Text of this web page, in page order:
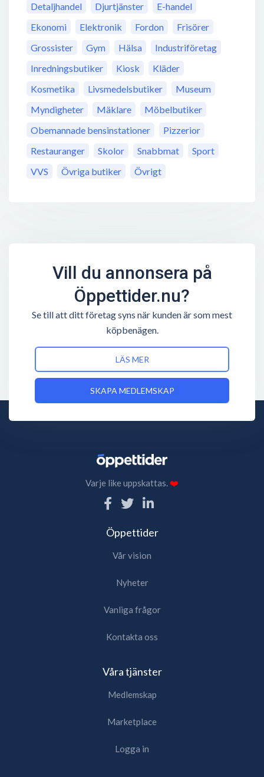
Detaljhandel
Djurtjänster
E-handel
Ekonomi
Elektronik Fordon
Frisörer
Grossister
Gym Hälsa
Industriföretag
Inredningsbutiker
Kiosk
Kläder
Kosmetika
Livsmedelsbutiker
Museum
Myndigheter
Mäklare
Möbelbutiker
Obemannade bensinstationer
Pizzerior
Restauranger
Skolor Snabbmat
Sport
VVS
Övriga butiker Övrigt
Vill du annonsera på
Öppettider.nu?
Se till att ditt företag syns när kunden är som mest
köpbenägen.
LÄS MER
SKAPA MEDLEMSKAP
Varje like uppskattas.❤️
Öppettider
Vår vision
Nyheter
Vanliga frågor
Kontakta oss
Våra tjänster
Medlemskap
Marketplace
Logga in